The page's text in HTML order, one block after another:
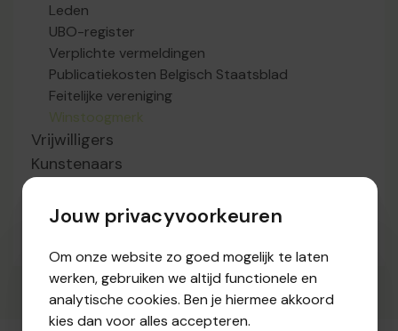
Leden
UBO-register
Verplichte vermeldingen
Publicatiekosten Belgisch Staatsblad
Feitelijke vereniging
Winstoogmerk
Vrijwilligers
Kunstenaars
Boekhouding
Jouw privacyvoorkeuren
Om onze website zo goed mogelijk te laten
werken, gebruiken we altijd functionele en
analytische cookies. Ben je hiermee akkoord
kies dan voor alles accepteren.